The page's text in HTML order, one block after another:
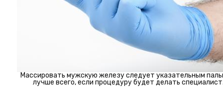
Массировать мужскую железу следует указательным
лучше всего, если процедуру будет делать